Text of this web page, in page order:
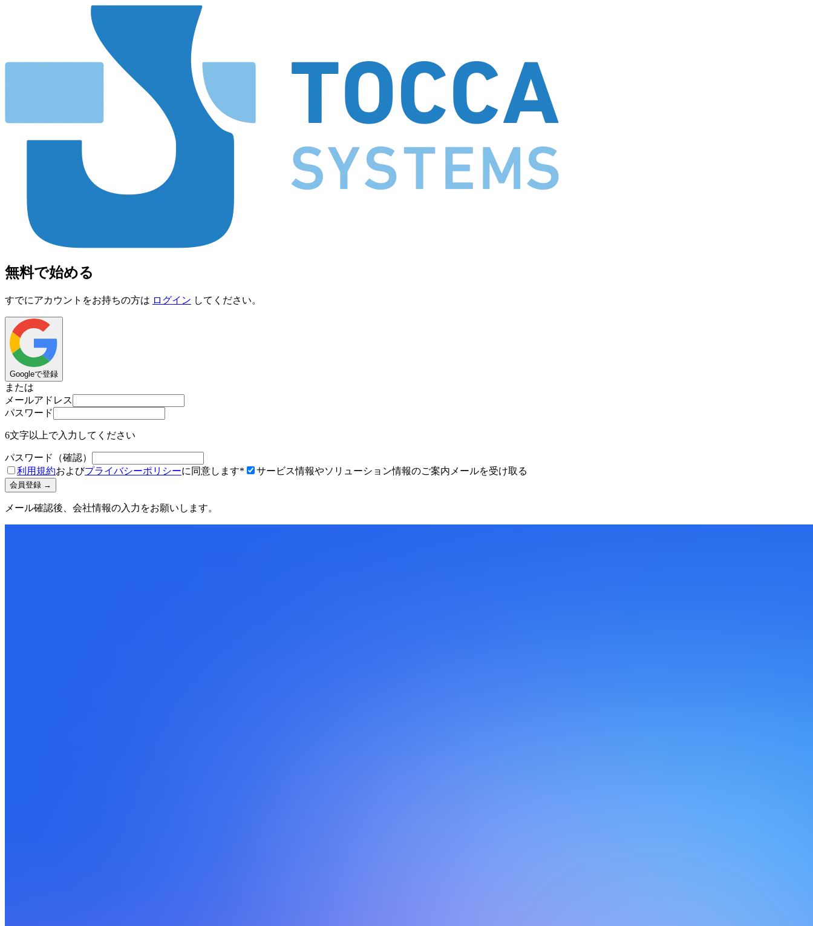
無料で始める
すでにアカウントをお持ちの方は ログイン してください。
Googleで登録
または
メールアドレス
パスワード
6文字以上で入力してください
パスワード（確認）
利用規約およびプライバシーポリシーに同意します* サービス情報やソリューション情報のご案内メールを受け取る
会員登録 →
メール確認後、会社情報の入力をお願いします。